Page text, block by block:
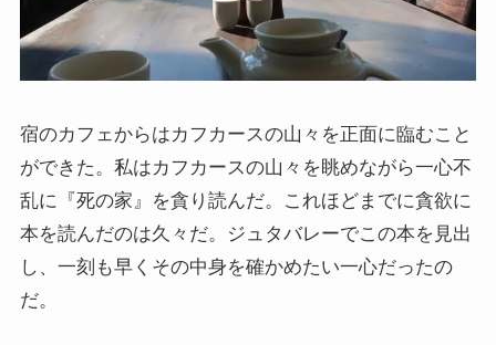
中国仏教と思想・歴史
親鸞とドストエフスキー・世界文学
連載「『カラマーゾフの兄弟』を読む」
宿のカフェからはカフカースの山々を正面に臨むこと
ができた。私はカフカースの山々を眺めながら一心不
乱に『死の家』を貪り読んだ。これほどまでに貪欲に
本を読んだのは久々だ。ジュタバレーでこの本を見出
し、一刻も早くその中身を確かめたい一心だったの
だ。